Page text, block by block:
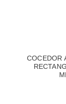
COCEDOR